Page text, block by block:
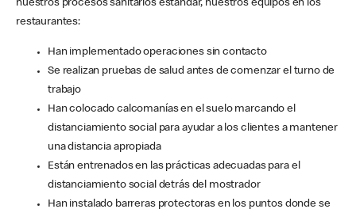
nuestros procesos sanitarios estándar, nuestros equipos en los
restaurantes:
Han implementado operaciones sin contacto
Se realizan pruebas de salud antes de comenzar el turno de
trabajo
Han colocado calcomanías en el suelo marcando el
distanciamiento social para ayudar a los clientes a mantener
una distancia apropiada
Están entrenados en las prácticas adecuadas para el
distanciamiento social detrás del mostrador
Han instalado barreras protectoras en los puntos donde se